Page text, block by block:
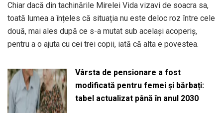
Chiar dacă din tachinările Mirelei Vida vizavi de soacra sa,
toată lumea a înțeles că situația nu este deloc roz între cele
două, mai ales după ce s-a mutat sub același acoperiș,
pentru a o ajuta cu cei trei copii, iată că alta e povestea.
Vârsta de pensionare a fost
modificată pentru femei și bărbați:
tabel actualizat până în anul 2030